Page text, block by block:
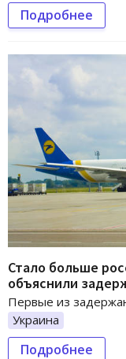
Подробнее
Стало больше
объяснили
Первые из
Украина
Подробнее